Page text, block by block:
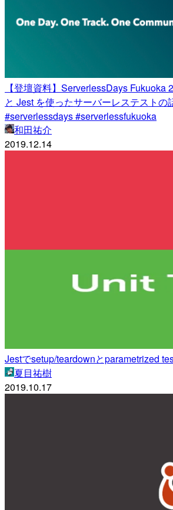
【登壇資料】ServerlessDays Fukuoka
と Jest を使ったサーバーレステストの
#serverlessdays #serverlessfukuoka
和田祐介
2019.12.14
Jestでsetup/teardownとparametrized
夏目祐樹
2019.10.17